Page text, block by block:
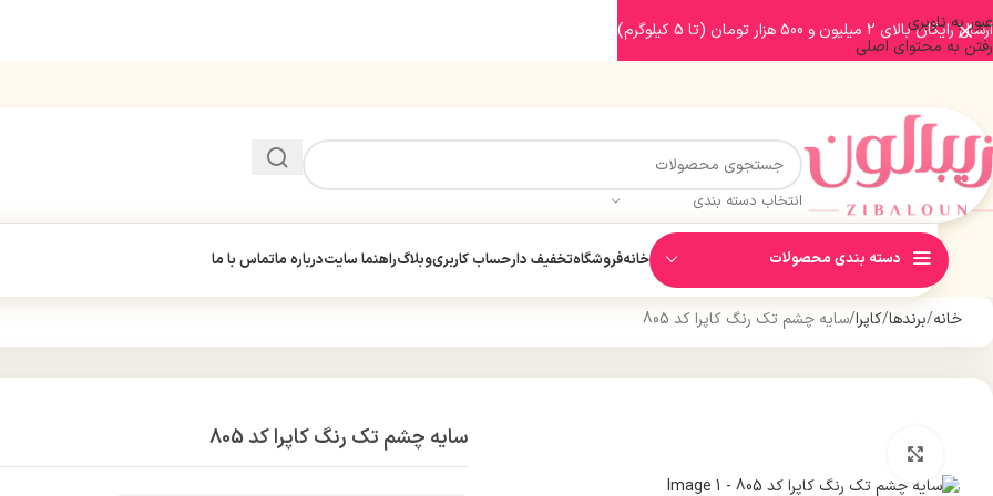
عبور به ناوبری
رفتن به محتوای اصلی
انتخاب دسته بندی
دسته بندی محصولات خانهفروشگاهتخفیف دارحساب کاربریوبلاگراهنما سایتدرباره ماتماس با ما
خانه برندها کاپرا سایه چشم تک رنگ کاپرا کد 805
سایه چشم تک رنگ کاپرا کد 805
ارسال رایگان بالای 2 میلیون و 500 هزار تومان (تا 5 کیلوگرم)